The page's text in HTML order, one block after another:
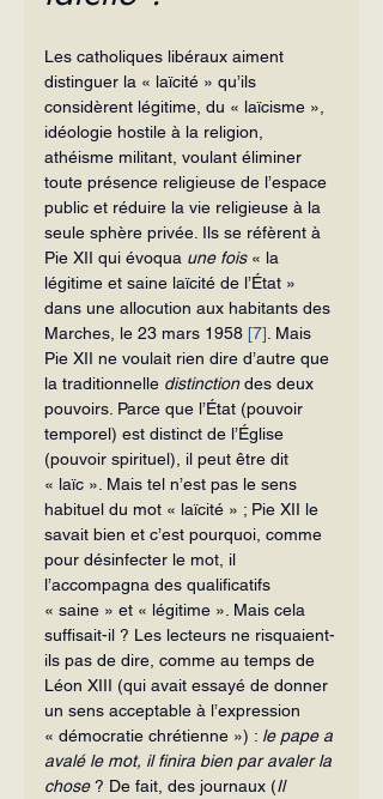
Les catholiques libéraux aiment
distinguer la « laïcité » qu’ils
considèrent légitime, du « laïcisme »,
idéologie hostile à la religion,
athéisme militant, voulant éliminer
toute présence religieuse de l’espace
public et réduire la vie religieuse à la
seule sphère privée. Ils se réfèrent à
Pie XII qui évoqua une fois « la
légitime et saine laïcité de l’État »
dans une allocution aux habitants des
Marches, le 23 mars 1958 [7] . Mais
Pie XII ne voulait rien dire d’autre que
la traditionnelle distinction des deux
pouvoirs. Parce que l’État (pouvoir
temporel) est distinct de l’Église
(pouvoir spirituel), il peut être dit
« laïc ». Mais tel n’est pas le sens
habituel du mot « laïcité » ; Pie XII le
savait bien et c’est pourquoi, comme
pour désinfecter le mot, il
l’accompagna des qualificatifs
« saine » et « légitime ». Mais cela
suffisait-il ? Les lecteurs ne risquaient-
ils pas de dire, comme au temps de
Léon XIII (qui avait essayé de donner
un sens acceptable à l’expression
« démocratie chrétienne ») : le pape a
avalé le mot, il finira bien par avaler la
chose ? De fait, des journaux (Il